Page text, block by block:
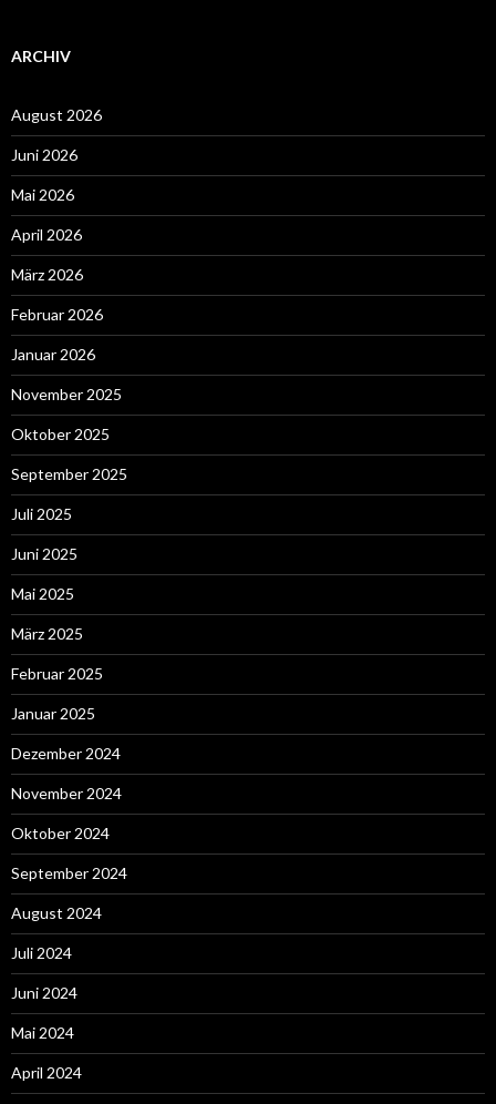
ARCHIV
August 2026
Juni 2026
Mai 2026
April 2026
März 2026
Februar 2026
Januar 2026
November 2025
Oktober 2025
September 2025
Juli 2025
Juni 2025
Mai 2025
März 2025
Februar 2025
Januar 2025
Dezember 2024
November 2024
Oktober 2024
September 2024
August 2024
Juli 2024
Juni 2024
Mai 2024
April 2024